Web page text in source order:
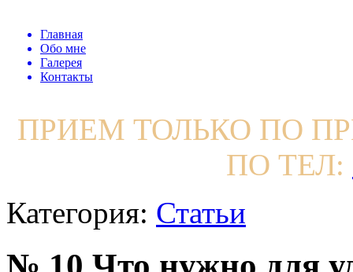
Главная
Обо мне
Галерея
Контакты
ПРИЕМ ТОЛЬКО ПО
ПО ТЕЛ:
Категория: Статьи